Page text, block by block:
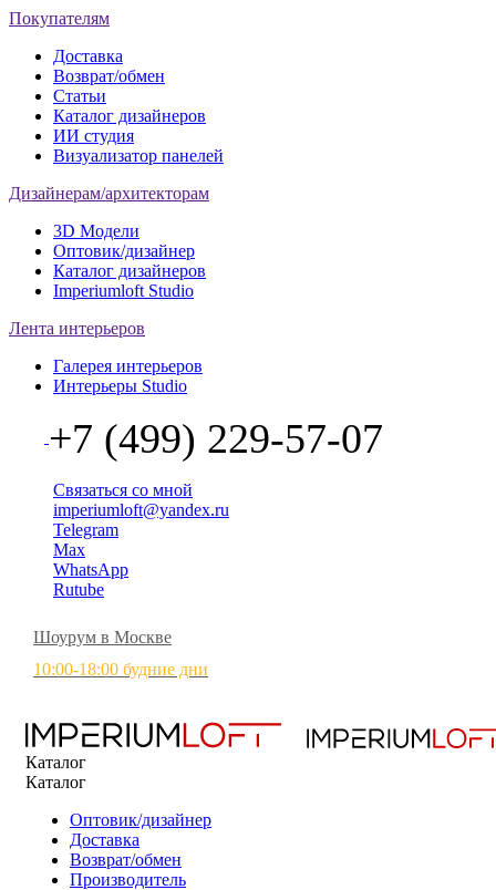
Покупателям
Доставка
Возврат/обмен
Статьи
Каталог дизайнеров
ИИ студия
Визуализатор панелей
Дизайнерам/архитекторам
3D Модели
Оптовик/дизайнер
Каталог дизайнеров
Imperiumloft Studio
Лента интерьеров
Галерея интерьеров
Интерьеры Studio
+7 (499) 229-57-07
Связаться со мной
imperiumloft@yandex.ru
Telegram
Max
WhatsApp
Rutube
Шоурум в Москве
10:00-18:00 будние дни
Каталог
Каталог
Оптовик/дизайнер
Доставка
Возврат/обмен
Производитель